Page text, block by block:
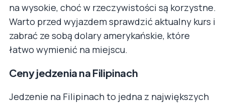
na wysokie, choć w rzeczywistości są korzystne.
Warto przed wyjazdem sprawdzić aktualny kurs i
zabrać ze sobą dolary amerykańskie, które
łatwo wymienić na miejscu.
Ceny jedzenia na Filipinach
Jedzenie na Filipinach to jedna z największych